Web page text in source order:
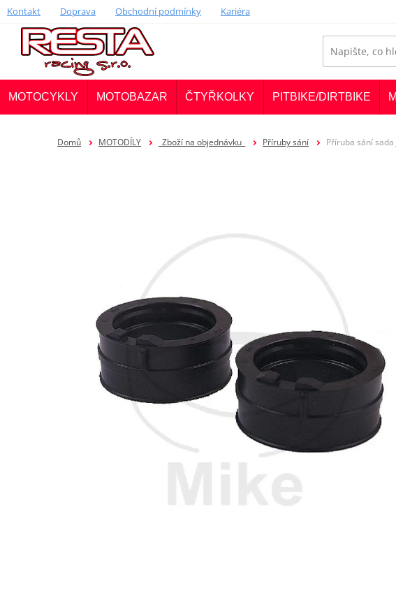
Kontakt Doprava Obchodní podmínky Kariéra
MOTOCYKLY MOTOBAZAR ČTYŘKOLKY PITBIKE/DIRTBIKE
Domů MOTODÍLY _Zboží na objednávku_ Příruby sání Příruba sání sada